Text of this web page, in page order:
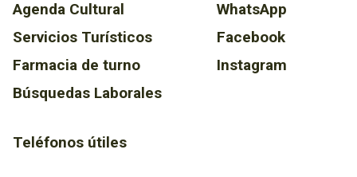
Agenda Cultural
Servicios Turísticos
Farmacia de turno
Búsquedas Laborales
Teléfonos útiles
WhatsApp
Facebook
Instagram